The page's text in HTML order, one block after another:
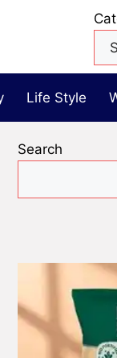
Life Style
Search